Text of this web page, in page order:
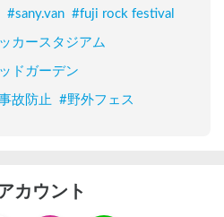
#sany.van #fuji rock festival
カースタジアム
ドガーデン
故防止 #野外フェス
カウント